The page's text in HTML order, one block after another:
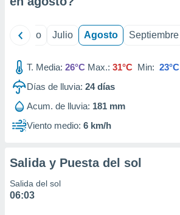
mediante
publicidad
publicidad
1199
Junio Julio Agosto Septiembre
T. Media: 26°C Max.: 31°C Min: 23°C
Días de lluvia: 24días
Acum. de lluvia: 181 mm
Viento medio: 6 km/h
Salida y Puesta del sol
Salida del sol
06:03